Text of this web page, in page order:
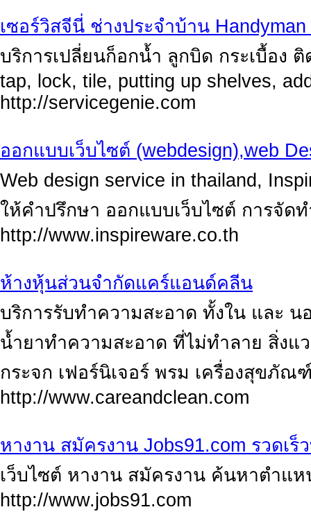
เซอร์วิสจีนี่ ช่างประจำบ้าน
บริการเปลี่ยนก็อกน้ำ ลูกบิด กระเบื้อง
tap, lock, tile, putting up shelves,
http://servicegenie.com
ออกแบบเว็บไซต์ (webdesign),web
Web design service in thailand,
ให้คำปรึกษา ออกแบบเว็บไซต์ การจัด
http://www.inspireware.co.th
ห้างหุ้นส่วนจำกัดแคร์แอนด์คลีน
บริการรับทำความสะอาด ทั้งใน และ
น้ำยาทำความสะอาด ที่ไม่ทำลาย สิ่ง
กระจก เฟอร์นิเจอร์ พรม เครื่องสุขภัณ
http://www.careandclean.com
หางาน สมัครงาน Jobs91.com รวดเร็
เว็บไซต์ หางาน สมัครงาน ค้นหาตำแ
http://www.jobs91.com